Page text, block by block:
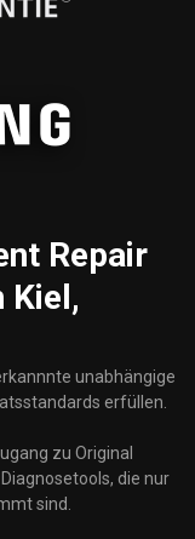
Repair
Kiel,
unabhängige
erfüllen.
zu Original
die nur
sind.